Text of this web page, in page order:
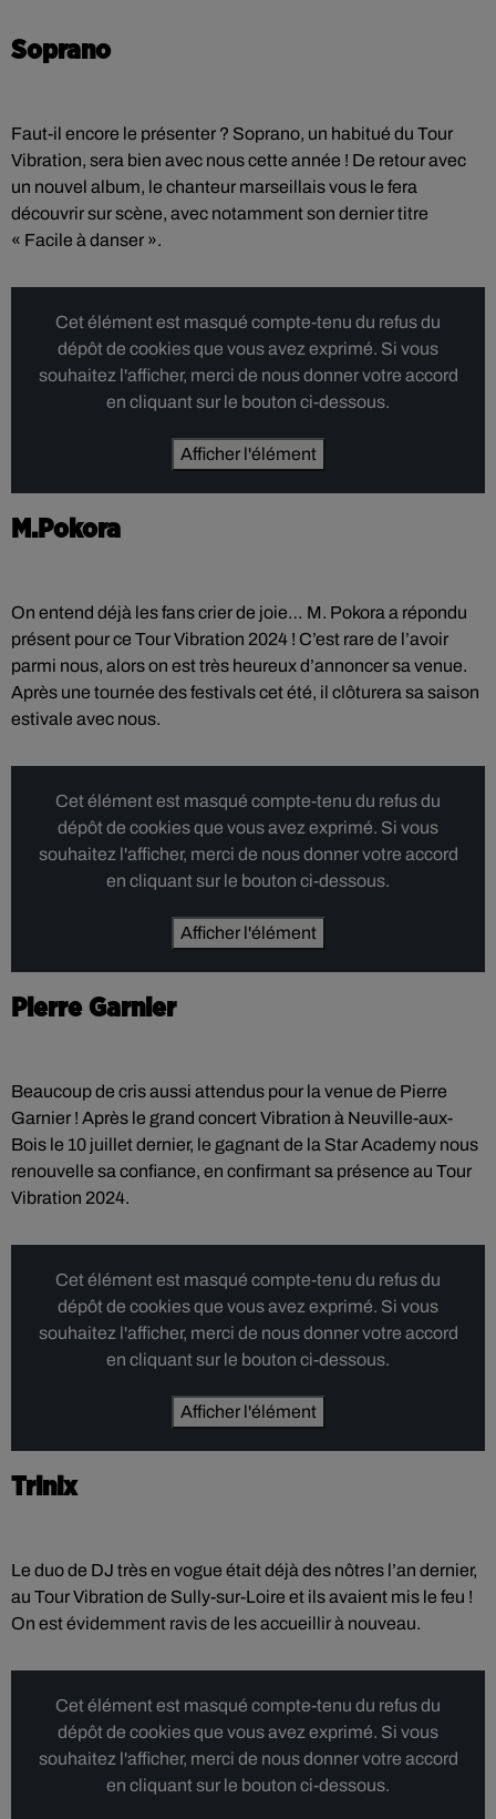
Soprano
Faut-il encore le présenter ? Soprano, un habitué du Tour
Vibration, sera bien avec nous cette année ! De retour avec
un nouvel album, le chanteur marseillais vous le fera
découvrir sur scène, avec notamment son dernier titre
« Facile à danser ».
Cet élément est masqué compte-tenu du refus du
dépôt de cookies que vous avez exprimé. Si vous
souhaitez l'afficher, merci de nous donner votre accord
en cliquant sur le bouton ci-dessous.
Afficher l'élément
M.Pokora
On entend déjà les fans crier de joie… M. Pokora a répondu
présent pour ce Tour Vibration 2024 ! C’est rare de l’avoir
parmi nous, alors on est très heureux d’annoncer sa venue.
Après une tournée des festivals cet été, il clôturera sa saison
estivale avec nous.
Cet élément est masqué compte-tenu du refus du
dépôt de cookies que vous avez exprimé. Si vous
souhaitez l'afficher, merci de nous donner votre accord
en cliquant sur le bouton ci-dessous.
Afficher l'élément
Pierre Garnier
Beaucoup de cris aussi attendus pour la venue de Pierre
Garnier ! Après le grand concert Vibration à Neuville-aux-
Bois le 10 juillet dernier, le gagnant de la Star Academy nous
renouvelle sa confiance, en confirmant sa présence au Tour
Vibration 2024.
Cet élément est masqué compte-tenu du refus du
dépôt de cookies que vous avez exprimé. Si vous
souhaitez l'afficher, merci de nous donner votre accord
en cliquant sur le bouton ci-dessous.
Afficher l'élément
Trinix
Le duo de DJ très en vogue était déjà des nôtres l’an dernier,
au Tour Vibration de Sully-sur-Loire et ils avaient mis le feu !
On est évidemment ravis de les accueillir à nouveau.
Cet élément est masqué compte-tenu du refus du
dépôt de cookies que vous avez exprimé. Si vous
souhaitez l'afficher, merci de nous donner votre accord
en cliquant sur le bouton ci-dessous.